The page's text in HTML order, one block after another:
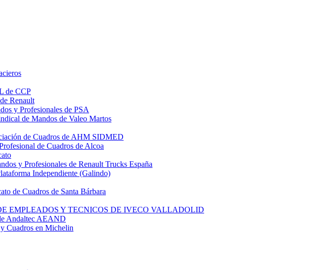
de CCP
Renault
y Profesionales de PSA
de Mandos de Valeo Martos
de Cuadros de AHM SIDMED
de Cuadros de Alcoa
y Profesionales de Renault Trucks España
Independiente (Galindo)
de Cuadros de Santa Bárbara
EMPLEADOS Y TECNICOS DE IVECO VALLADOLID
Andaltec AEAND
Cuadros en Michelin